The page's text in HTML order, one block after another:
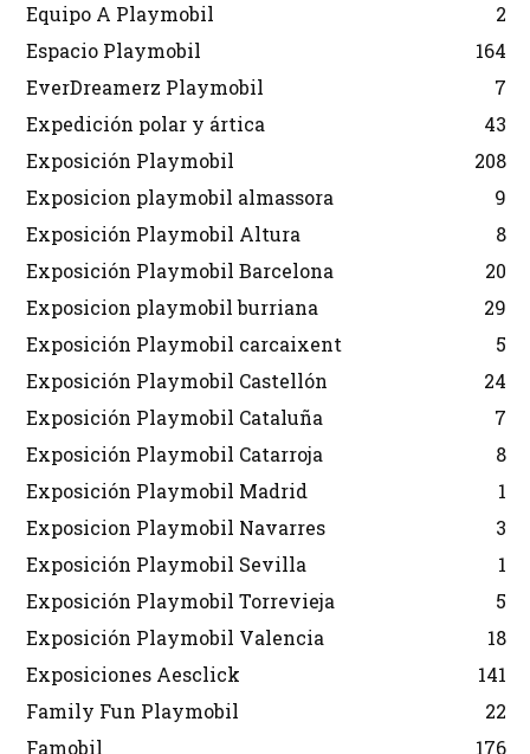
Equipo A Playmobil
2
Espacio Playmobil
164
EverDreamerz Playmobil
7
Expedición polar y ártica
43
Exposición Playmobil
208
Exposicion playmobil almassora
9
Exposición Playmobil Altura
8
Exposición Playmobil Barcelona
20
Exposicion playmobil burriana
29
Exposición Playmobil carcaixent
5
Exposición Playmobil Castellón
24
Exposición Playmobil Cataluña
7
Exposición Playmobil Catarroja
8
Exposición Playmobil Madrid
1
Exposicion Playmobil Navarres
3
Exposición Playmobil Sevilla
1
Exposición Playmobil Torrevieja
5
Exposición Playmobil Valencia
18
Exposiciones Aesclick
141
Family Fun Playmobil
22
Famobil
176